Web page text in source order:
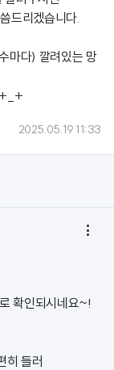
드리겠습니다.
마다) 깔려있는 망
+_+
2025.05.19 11:33

확인되시네요~!
히 들러